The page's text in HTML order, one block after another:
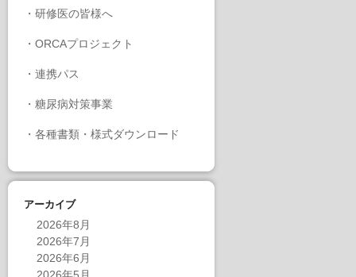
・ 研修医の皆様へ
・ ORCAプロジェクト
・ 連携パス
・ 糖尿病対策事業
・ 各種書類・様式ダウンロード
アーカイブ
2026年8月
2026年7月
2026年6月